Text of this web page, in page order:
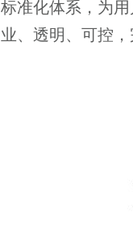
标准化体系，为
业、透明、可控